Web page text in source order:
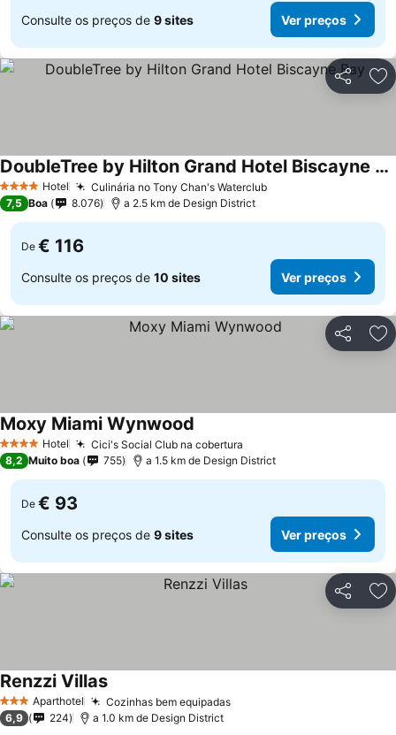
Consulte os preços de 9 sites Ver preços
Partilhar
4 EstrelasHotel Culinária no Tony Chan's Waterclub
DoubleTree by Hilton Grand Hotel Biscayne Bay
7,5 Boa 8.076 a 2.5 km de Design District
De € 116
Consulte os preços de 10 sites Ver preços
Partilhar
4 EstrelasHotel Cici's Social Club na cobertura
Moxy Miami Wynwood
8,2 Muito boa 755 a 1.5 km de Design District
De € 93
Consulte os preços de 9 sites Ver preços
Partilhar
3 EstrelasAparthotel Cozinhas bem equipadas
Renzzi Villas
6,9 224 a 1.0 km de Design District